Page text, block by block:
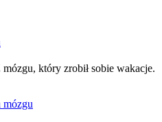
który zrobił sobie wakacje.